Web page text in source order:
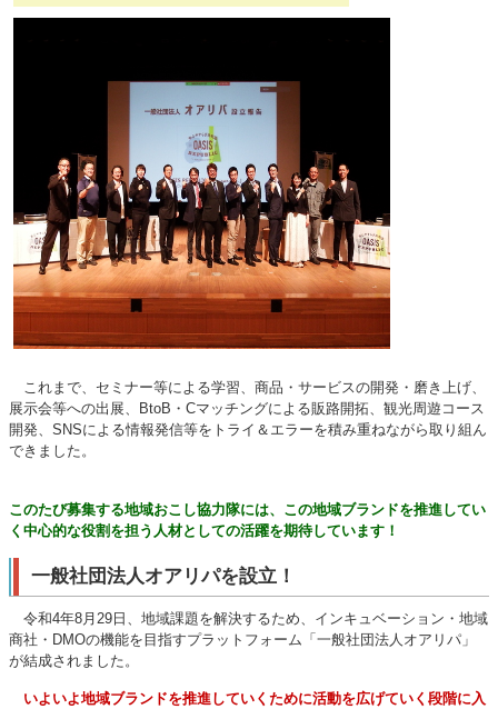
これまで、セミナー等による学習、商品・サービスの開発・磨き上げ、
展示会等への出展、BtoB・Cマッチングによる販路開拓、観光周遊コース
開発、SNSによる情報発信等をトライ＆エラーを積み重ねながら取り組ん
できました。
このたび募集する地域おこし協力隊には、この地域ブランドを推進してい
く中心的な役割を担う人材としての活躍を期待しています！
一般社団法人オアリパを設立！
令和4年8月29日、地域課題を解決するため、インキュベーション・地域
商社・DMOの機能を目指すプラットフォーム「一般社団法人オアリパ」
が結成されました。
いよいよ地域ブランドを推進していくために活動を広げていく段階に入